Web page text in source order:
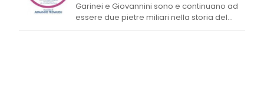
Garinei e Giovannini sono e continuano ad
essere due pietre miliari nella storia del
teatro italiano: attingere dal loro repertorio